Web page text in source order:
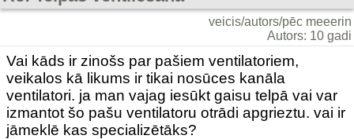
veicis/autors/pēc meeerin
Autors: 10 gadi
Vai kāds ir zinošs par pašiem ventilatoriem,
veikalos kā likums ir tikai nosūces kanāla
ventilatori. ja man vajag iesūkt gaisu telpā vai var
izmantot šo pašu ventilatoru otrādi apgrieztu. vai ir
jāmeklē kas specializētāks?